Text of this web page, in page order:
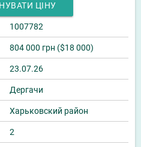
ЦІНУ
1007782
804 000 грн ($18 000)
23.07.26
Дергачи
Харьковский район
2